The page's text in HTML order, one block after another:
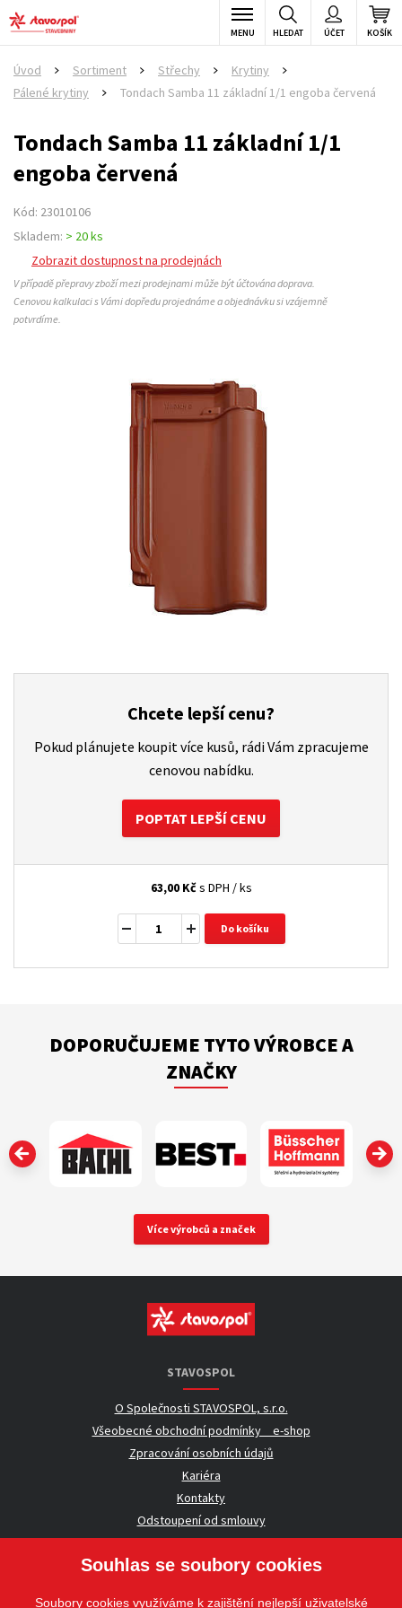
KOŠÍK
ÚČET
HLEDAT
MENU
Úvod Sortiment Střechy Krytiny
Pálené krytiny
Tondach Samba 11 základní 1/1 engoba červená
Tondach Samba 11 základní 1/1
engoba červená
Kód: 23010106
Skladem: > 20 ks
Zobrazit dostupnost na prodejnách
V případě přepravy zboží mezi prodejnami může být účtována doprava.
Cenovou kalkulaci s Vámi dopředu projednáme a objednávku si vzájemně
potvrdíme.
Chcete lepší cenu?
Pokud plánujete koupit více kusů, rádi Vám zpracujeme
cenovou nabídku.
POPTAT LEPŠÍ CENU
63,00 Kčs DPH / ks
Do košíku
DOPORUČUJEME TYTO VÝROBCE A
ZNAČKY
‹
Více výrobců a značek
STAVOSPOL
O Společnosti STAVOSPOL, s.r.o.
Všeobecné obchodní podmínky _ e-shop
Zpracování osobních údajů
Kariéra
Kontakty
Odstoupení od smlouvy
UŽITEČNÉ INFORMACE
Souhlas se soubory cookies
Soubory cookies využíváme k zajištění nejlepší uživatelské